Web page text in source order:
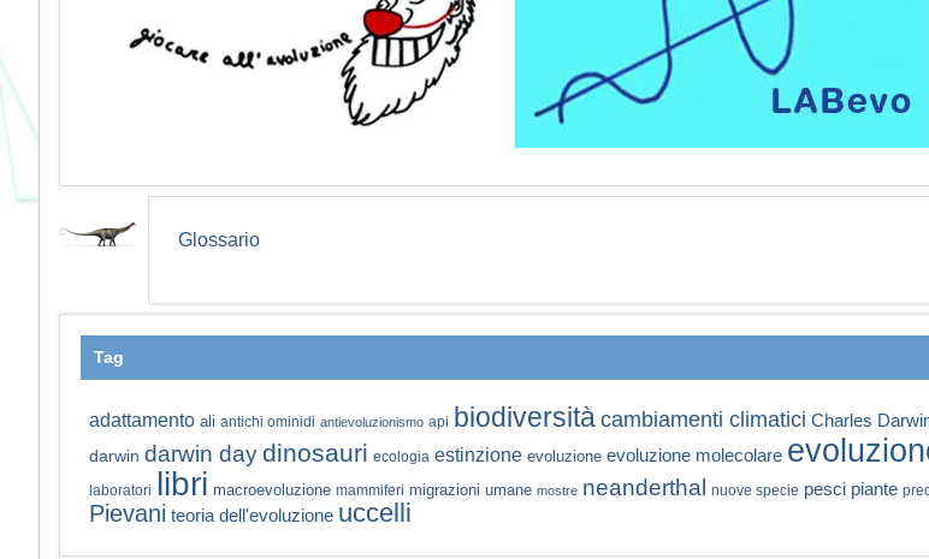
Glossario
Tag
adattamento ali antichi ominidi antievoluzionismo api biodiversitàcambiamenti climatici Charles
darwin darwin daydinosauri ecologia estinzione evoluzione evoluzione molecolare
laboratori libri macroevoluzione mammiferi migrazioni umane mostre neanderthal nuove specie pesci piante
Pievani teoria dell'evoluzione uccelli